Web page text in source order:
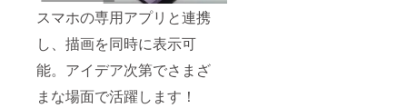
スマホの専用アプリと連携
し、描画を同時に表示可
能。アイデア次第でさまざ
まな場面で活躍します！